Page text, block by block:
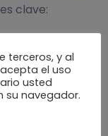
clave:
UV
después del
los ojos.
terceros, y al
el uso
usted
su navegador.